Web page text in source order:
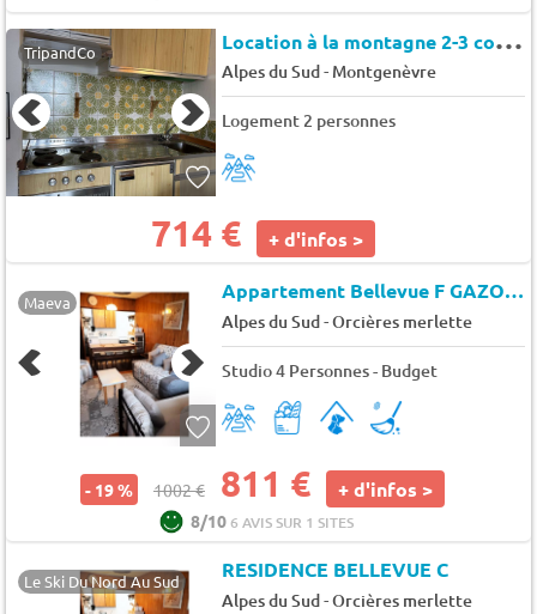
TripandCo L
ocation à la montagne 2-3 couchages Montgenèvre. - Le sommet
Alpes du Sud- Montgenèvre
Logement 2 personnes
714 € + d'infos >
Maeva Appartement Bellevue F GAZOUNAUD - Orcières Merlette 1850
Alpes du Sud-Orcières merlette
Studio 4 Personnes - Budget
- 19 % 1002 € 811 € + d'infos >
8/106 AVIS SUR 1 SITES
Le Ski Du Nord Au Sud RESIDENCE BELLEVUE C
Alpes du Sud-Orcières merlette